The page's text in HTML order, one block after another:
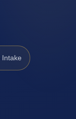
Intake